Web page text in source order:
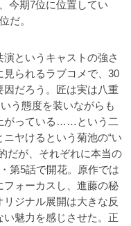
今期7位に位置してい
だ。
というキャストの強さ
見られるラブコメで、30
だろう。匠は実は八重
う態度を装いながらも
がっている……という二
ヤけるという菊池の“い
だが、それぞれに本当の
第5話で開花。原作では
ォーカスし、進藤の秘
ジナル展開は大きな反
魅力を感じさせた。正